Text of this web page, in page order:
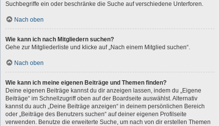
Suchbegriffe ein oder beschränke die Suche auf verschiedene Unterforen.
Nach oben
Wie kann ich nach Mitgliedern suchen?
Gehe zur Mitgliederliste und klicke auf „Nach einem Mitglied suchen“.
Nach oben
Wie kann ich meine eigenen Beiträge und Themen finden?
Deine eigenen Beiträge kannst du dir anzeigen lassen, indem du „Eigene
Beiträge“ im Schnellzugriff oben auf der Boardseite auswählst. Alternativ
kannst du auch „Deine Beiträge anzeigen“ in deinem persönlichen Bereich
oder „Beiträge des Benutzers suchen“ auf deiner eigenen Profilseite
verwenden. Benutze die erweiterte Suche, um nach von dir erstellen Themen